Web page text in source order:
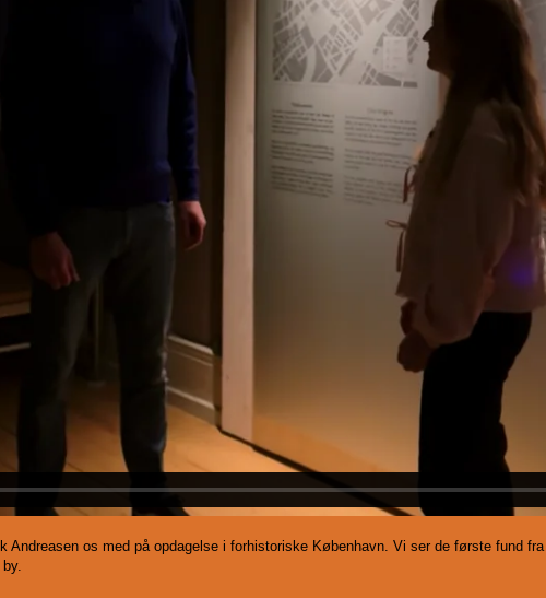
os med på opdagelse i forhistoriske København. Vi ser de første fund